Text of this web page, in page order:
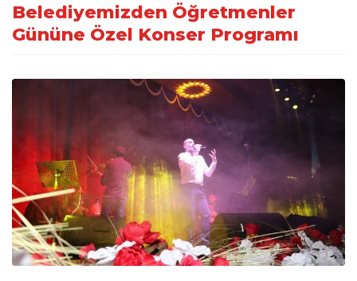
Belediyemizden Öğretmenler
Gününe Özel Konser Programı